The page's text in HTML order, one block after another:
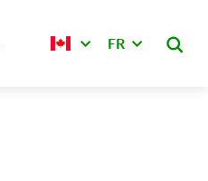
FR